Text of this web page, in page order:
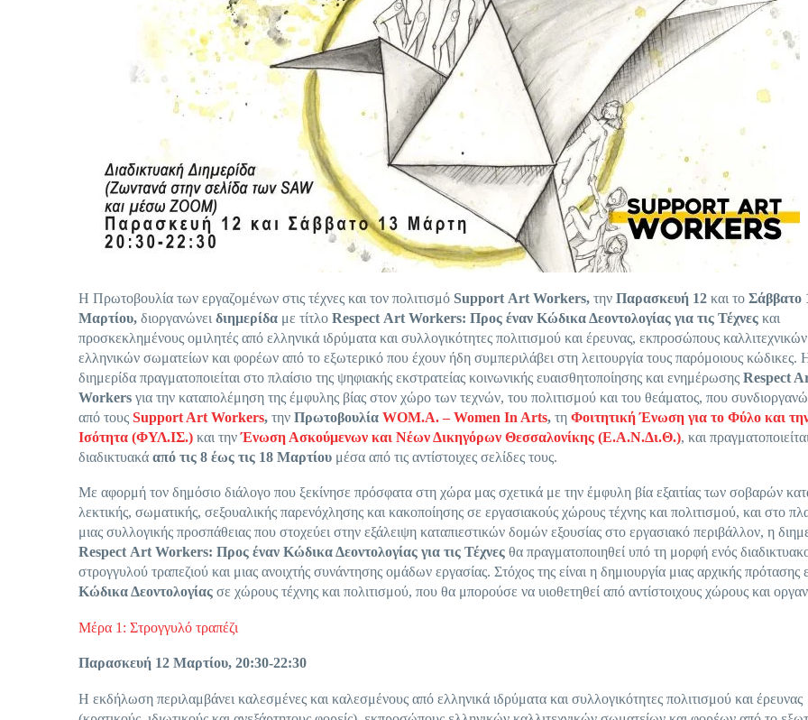
Η Πρωτοβουλία των εργαζομένων στις τέχνες και τον πολιτισμό Support Art Workers, την Παρασκευή 12 και το Σάββατο
Μαρτίου, διοργανώνει διημερίδα με τίτλο Respect Art Workers: Προς έναν Κώδικα Δεοντολογίας για τις Τέχνες και
προσκεκλημένους ομιλητές από ελληνικά ιδρύματα και συλλογικότητες πολιτισμού και έρευνας, εκπροσώπους καλλιτεχνικών
ελληνικών σωματείων και φορέων από το εξωτερικό που έχουν ήδη συμπεριλάβει στη λειτουργία τους παρόμοιους κώδικες.
διημερίδα πραγματοποιείται στο πλαίσιο της ψηφιακής εκστρατείας κοινωνικής ευαισθητοποίησης και ενημέρωσης Respect
Workers για την καταπολέμηση της έμφυλης βίας στον χώρο των τεχνών, του πολιτισμού και του θεάματος, που
από τους Support Art Workers, την Πρωτοβουλία WOM.A. – Women In Arts, τη Φοιτητική Ένωση για το Φύλο και
Ισότητα (ΦΥΛ.ΙΣ.) και τηνΈνωση Ασκούμενων και Νέων Δικηγόρων Θεσσαλονίκης (Ε.Α.Ν.Δι.Θ.), και
διαδικτυακά από τις 8 έως τις 18 Μαρτίου μέσα από τις αντίστοιχες σελίδες τους.
Με αφορμή τον δημόσιο διάλογο που ξεκίνησε πρόσφατα στη χώρα μας σχετικά με την έμφυλη βία εξαιτίας των σοβαρών
λεκτικής, σωματικής, σεξουαλικής παρενόχλησης και κακοποίησης σε εργασιακούς χώρους τέχνης και πολιτισμού, και στο
μιας συλλογικής προσπάθειας που στοχεύει στην εξάλειψη καταπιεστικών δομών εξουσίας στο εργασιακό περιβάλλον, η
Respect Art Workers: Προς έναν Κώδικα Δεοντολογίας για τις Τέχνες θα πραγματοποιηθεί υπό τη μορφή ενός
στρογγυλού τραπεζιού και μιας ανοιχτής συνάντησης ομάδων εργασίας. Στόχος της είναι η δημιουργία μιας αρχικής πρότασης
Κώδικα Δεοντολογίας σε χώρους τέχνης και πολιτισμού, που θα μπορούσε να υιοθετηθεί από αντίστοιχους χώρους και
Μέρα 1: Στρογγυλό τραπέζι
Παρασκευή 12 Μαρτίου, 20:30-22:30
Η εκδήλωση περιλαμβάνει καλεσμένες και καλεσμένους από ελληνικά ιδρύματα και συλλογικότητες πολιτισμού και έρευνας